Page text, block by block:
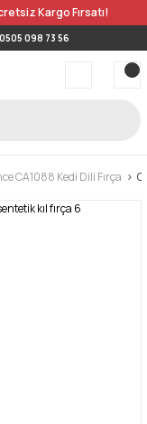
Kargo Fırsatı!
0505 098 73 56
CA1088 Kedi Dili Fırça